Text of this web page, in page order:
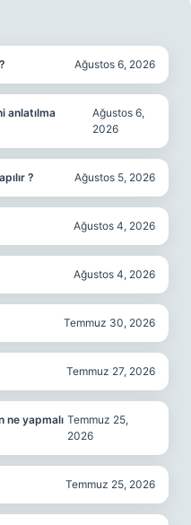
Ağustos 6, 2026
anlatılma
Ağustos 6,
2026
? Ağustos 5, 2026
Ağustos 4, 2026
Ağustos 4, 2026
Temmuz 30, 2026
Temmuz 27, 2026
ne yapmalı Temmuz 25,
2026
Temmuz 25, 2026